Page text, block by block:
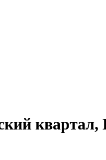
квартал,